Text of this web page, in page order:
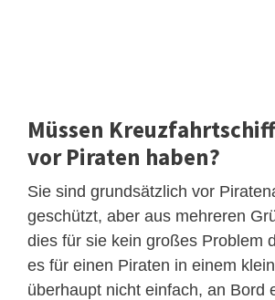
Müssen
vor Piraten haben?
Sie sind grundsätzlich vor
geschützt, aber aus mehreren
dies für sie kein großes Problem
es für einen Piraten in einem
überhaupt nicht einfach, an Bord